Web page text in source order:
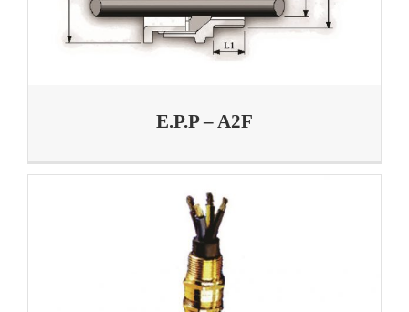
E.P.P – A2F